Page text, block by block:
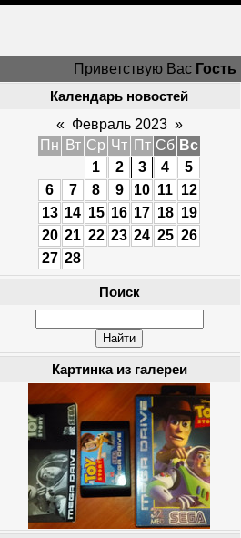
Приветствую Вас Гость
Календарь новостей
« Февраль 2023 »
Пн
Вт Ср Чт Пт Сб Вс
1
2 3 4
5
6
7 8 9 10 11 12
13 14 15 16 17 18 19
20 21 22 23 24 25 26
27 28
Поиск
Картинка из галереи